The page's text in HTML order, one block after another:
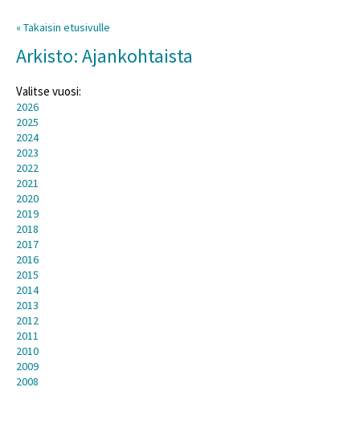
« Takaisin etusivulle
Arkisto: Ajankohtaista
Valitse vuosi:
2026
2025
2024
2023
2022
2021
2020
2019
2018
2017
2016
2015
2014
2013
2012
2011
2010
2009
2008